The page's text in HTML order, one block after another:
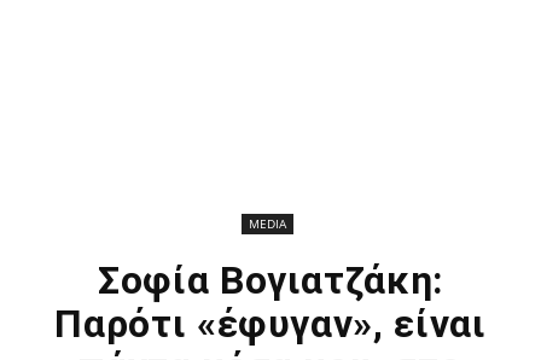
MEDIA
Σοφία Βογιατζάκη:
Παρότι «έφυγαν», είναι